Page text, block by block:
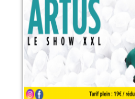
24 septembre 2026
LIRE PLUS